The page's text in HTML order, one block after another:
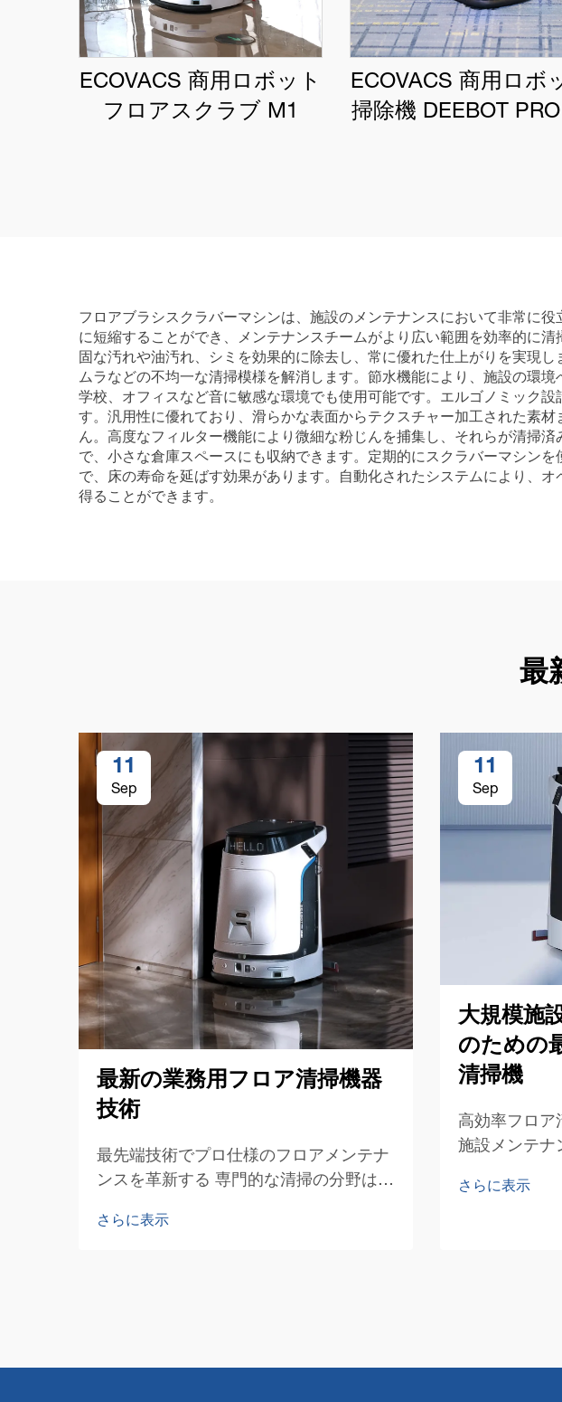
ECOVACS 商用ロボット
フロアスクラブ M1
ECOVACS 商用ロボ
掃除機 DEEBOT PRO
フロアブラシスクラバーマシンは、施設のメンテナンスにおいて非常に
に短縮することができ、メンテナンスチームがより広い範囲を効率的に
固な汚れや油汚れ、シミを効果的に除去し、常に優れた仕上がりを実現
ムラなどの不均一な清掃模様を解消します。節水機能により、施設の環
学校、オフィスなど音に敏感な環境でも使用可能です。エルゴノミック
す。汎用性に優れており、滑らかな表面からテクスチャー加工された素
ん。高度なフィルター機能により微細な粉じんを捕集し、それらが清掃
で、小さな倉庫スペースにも収納できます。定期的にスクラバーマシン
で、床の寿命を延ばす効果があります。自動化されたシステムにより、
得ることができます。
最
11
Sep
最新の業務用フロア清掃機器
技術
最先端技術でプロ仕様のフロアメンテナ
ンスを革新する 専門的な清掃の分野は、
により劇的な変化を遂げました。施設管
さらに表示
11
Sep
大規模施
のための
清掃機
高効率フロア
施設メンテナ
頑丈かつ効率
さらに表示